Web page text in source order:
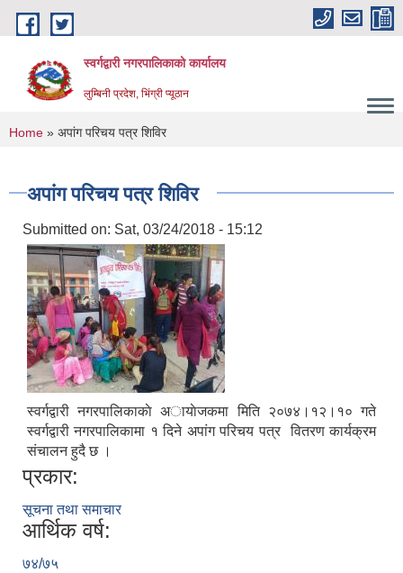
Skip to main content
स्वर्गद्वारी नगरपालिकाको कार्यालय
लुम्बिनी प्रदेश, भिंग्री प्यूठान
You are here
Home » अपांग परिचय पत्र शिविर
अपांग परिचय पत्र शिविर
Submitted on: Sat, 03/24/2018 - 15:12
स्वर्गद्वारी नगरपालिकाकाे अायाेजकमा मिति २०७४।१२।१० गते
स्वर्गद्वारी नगरपालिकामा १ दिने अपांग परिचय पत्र वितरण कार्यक्रम
संचालन हुदै छ ।
प्रकार:
सूचना तथा समाचार
आर्थिक वर्ष:
७४/७५